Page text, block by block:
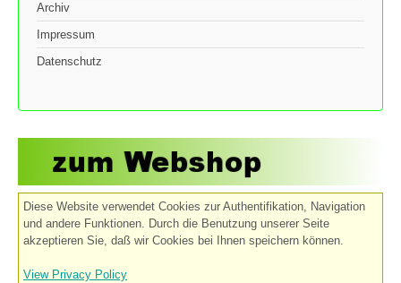
Archiv
Impressum
Datenschutz
Diese Website verwendet Cookies zur Authentifikation, Navigation
und andere Funktionen. Durch die Benutzung unserer Seite
akzeptieren Sie, daß wir Cookies bei Ihnen speichern können.
View Privacy Policy